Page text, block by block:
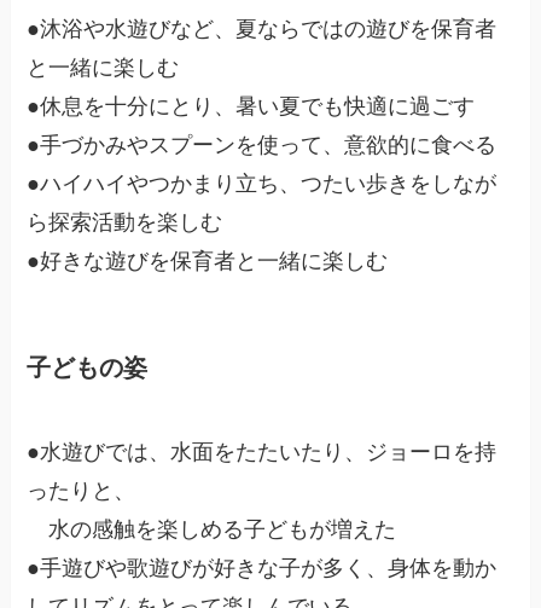
●沐浴や水遊びなど、夏ならではの遊びを保育者
と一緒に楽しむ
●休息を十分にとり、暑い夏でも快適に過ごす
●手づかみやスプーンを使って、意欲的に食べる
●ハイハイやつかまり立ち、つたい歩きをしなが
ら探索活動を楽しむ
●好きな遊びを保育者と一緒に楽しむ
子どもの姿
●水遊びでは、水面をたたいたり、ジョーロを持
ったりと、
水の感触を楽しめる子どもが増えた
●手遊びや歌遊びが好きな子が多く、身体を動か